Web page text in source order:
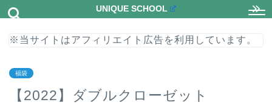
UNIQUE SCHOOL
※当サイトはアフィリエイト広告を利用しています。
福袋
【2022】ダブルクローゼット